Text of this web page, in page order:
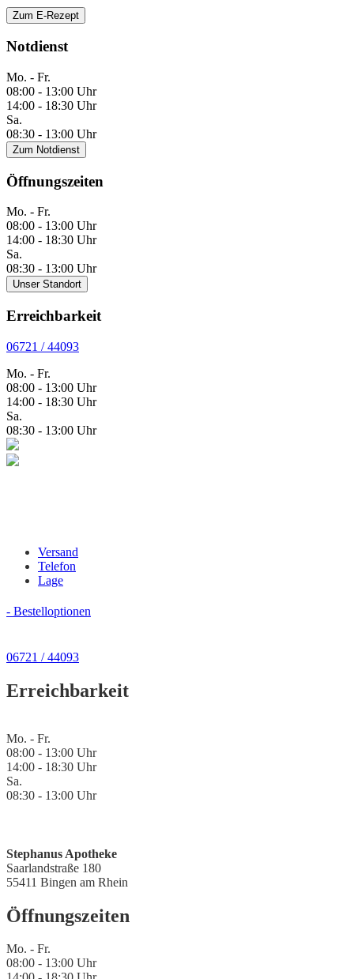
Zum E-Rezept
Notdienst
Mo. - Fr.
08:00 - 13:00 Uhr
14:00 - 18:30 Uhr
Sa.
08:30 - 13:00 Uhr
Zum Notdienst
Öffnungszeiten
Mo. - Fr.
08:00 - 13:00 Uhr
14:00 - 18:30 Uhr
Sa.
08:30 - 13:00 Uhr
Unser Standort
Erreichbarkeit
06721 / 44093
Mo. - Fr.
08:00 - 13:00 Uhr
14:00 - 18:30 Uhr
Sa.
08:30 - 13:00 Uhr
Versand
Telefon
Lage
- Bestelloptionen
06721 / 44093
Erreichbarkeit
Mo. - Fr.
08:00 - 13:00 Uhr
14:00 - 18:30 Uhr
Sa.
08:30 - 13:00 Uhr
Stephanus Apotheke
Saarlandstraße 180
55411 Bingen am Rhein
Öffnungszeiten
Mo. - Fr.
08:00 - 13:00 Uhr